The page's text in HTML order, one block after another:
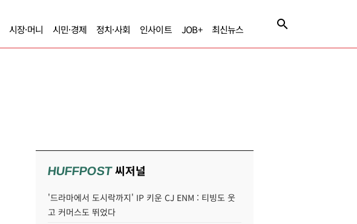
시장·머니 시민·경제 정치·사회 인사이트 JOB+ 최신뉴스
HUFFPOST씨저널
'드라마에서 도시락까지' IP 키운 CJ ENM : 티빙도 웃
고 커머스도 뛰었다